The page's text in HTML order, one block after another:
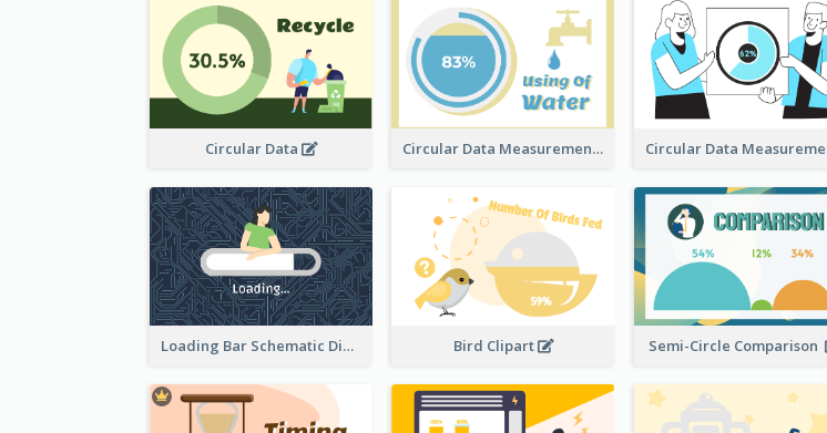
Circular Data Circular Data Measurement
Loading Bar Schematic Diagram Bird Clipart Semi-Circle Comparison